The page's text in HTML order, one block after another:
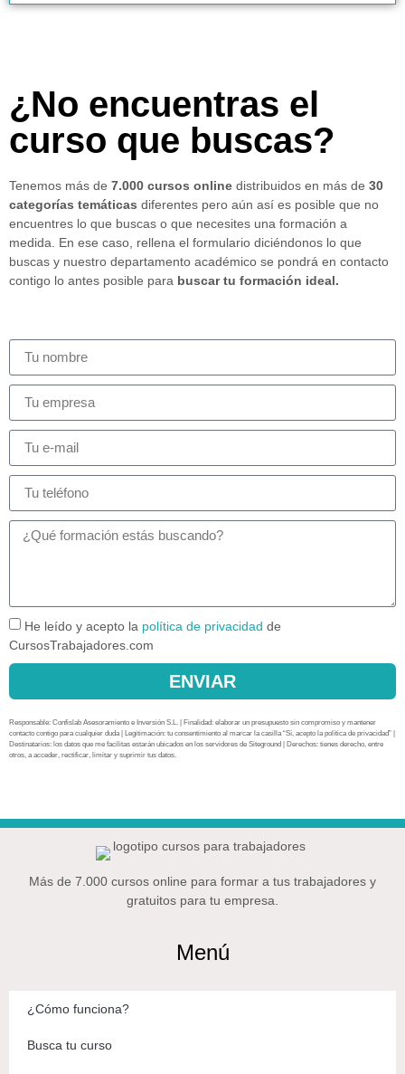
¿No encuentras el
curso que buscas?
Tenemos más de 7.000 cursos online distribuidos en más de 30
categorías temáticas diferentes pero aún así es posible que no
encuentres lo que buscas o que necesites una formación a
medida. En ese caso, rellena el formulario diciéndonos lo que
buscas y nuestro departamento académico se pondrá en contacto
contigo lo antes posible para buscar tu formación ideal.
He leído y acepto la política de privacidad de
CursosTrabajadores.com
ENVIAR
Responsable: Confislab Asesoramiento e Inversión S.L. | Finalidad: elaborar un presupuesto sin compromiso y mantener
contacto contigo para cualquier duda | Legitimación: tu consentimiento al marcar la casilla “Sí, acepto la política de privacidad” |
Destinatarios: los datos que me facilitas estarán ubicados en los servidores de Siteground | Derechos: tienes derecho, entre
otros, a acceder, rectificar, limitar y suprimir tus datos.
Más de 7.000 cursos online para formar a tus trabajadores y
gratuitos para tu empresa.
Menú
¿Cómo funciona?
Busca tu curso